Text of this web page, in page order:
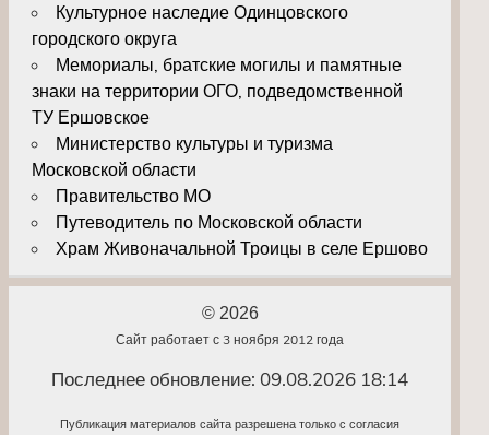
Культурное наследие Одинцовского
городского округа
Мемориалы, братские могилы и памятные
знаки на территории ОГО, подведомственной
ТУ Ершовское
Министерство культуры и туризма
Московской области
Правительство МО
Путеводитель по Московской области
Храм Живоначальной Троицы в селе Ершово
© 2026
Сайт работает с 3 ноября 2012 года
Последнее обновление: 09.08.2026 18:14
Публикация материалов сайта разрешена только с согласия